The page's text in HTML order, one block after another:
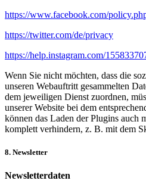
https://www.facebook.com/
https://twitter.com/de/privacy
https://help.instagram.com/
Wenn Sie nicht möchten, dass die
unseren Webauftritt gesammelten
dem jeweiligen Dienst zuordnen,
unserer Website bei dem
können das Laden der Plugins auch
komplett verhindern, z. B. mit dem
8. Newsletter
Newsletterdaten